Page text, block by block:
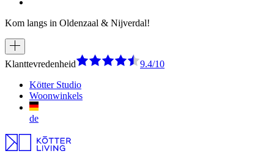
Kom langs in Oldenzaal & Nijverdal!
Klanttevredenheid
9.4/10
Kötter Studio
Woonwinkels
de